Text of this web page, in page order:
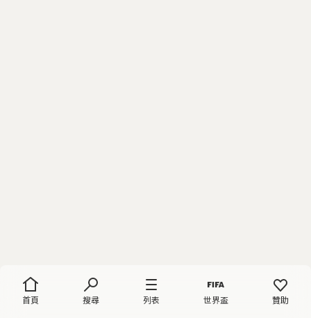
首頁 搜尋 列表 世界盃 贊助